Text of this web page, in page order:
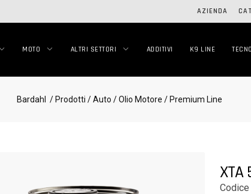
AZIENDA
MOTO ALTRI SETTORI ADDITIVI K9 LINE
Bardahl / Prodotti / Auto / Olio Motore / Premium Line
XTA